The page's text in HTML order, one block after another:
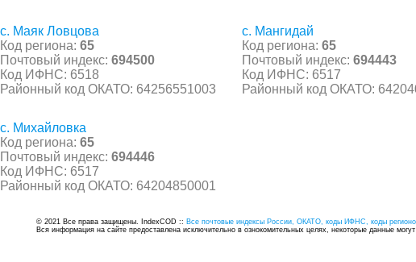
с. Маяк Ловцова
Код региона: 65
Почтовый индекс: 694500
Код ИФНС: 6518
Районный код ОКАТО: 64256551003
с. Мангидай
Код региона: 65
Почтовый индекс: 694443
Код ИФНС: 6517
Районный код ОКАТО:
с. Михайловка
Код региона: 65
Почтовый индекс: 694446
Код ИФНС: 6517
Районный код ОКАТО: 64204850001
© 2021 Все права защищены. IndexCOD :: Все почтовые индексы России, ОКАТО, коды ИФНС, коды
Вся информация на сайте предоставлена исключительно в ознокомительных целях, некоторые данные могут